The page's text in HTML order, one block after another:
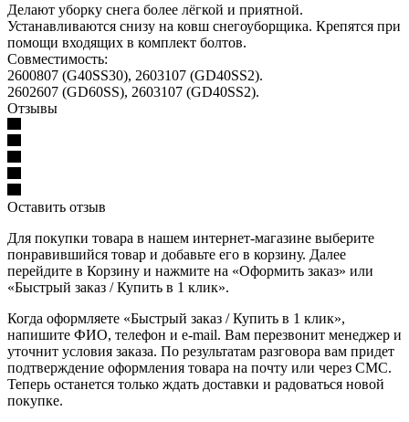
Делают уборку снега более лёгкой и приятной.
Устанавливаются снизу на ковш снегоуборщика. Крепятся при
помощи входящих в комплект болтов.
Совместимость:
2600807 (G40SS30), 2603107 (GD40SS2).
2602607 (GD60SS), 2603107 (GD40SS2).
Отзывы
Оставить отзыв
Для покупки товара в нашем интернет-магазине выберите
понравившийся товар и добавьте его в корзину. Далее
перейдите в Корзину и нажмите на «Оформить заказ» или
«Быстрый заказ / Купить в 1 клик».
Когда оформляете «Быстрый заказ / Купить в 1 клик»,
напишите ФИО, телефон и e-mail. Вам перезвонит менеджер и
уточнит условия заказа. По результатам разговора вам придет
подтверждение оформления товара на почту или через СМС.
Теперь останется только ждать доставки и радоваться новой
покупке.